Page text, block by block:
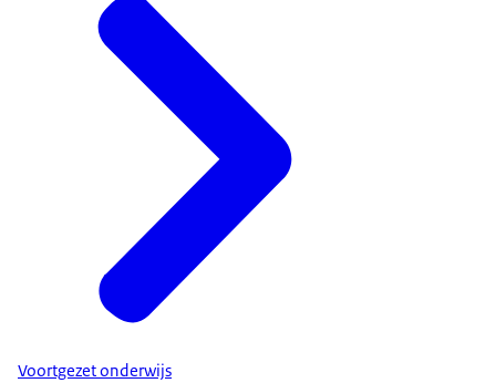
Voortgezet onderwijs